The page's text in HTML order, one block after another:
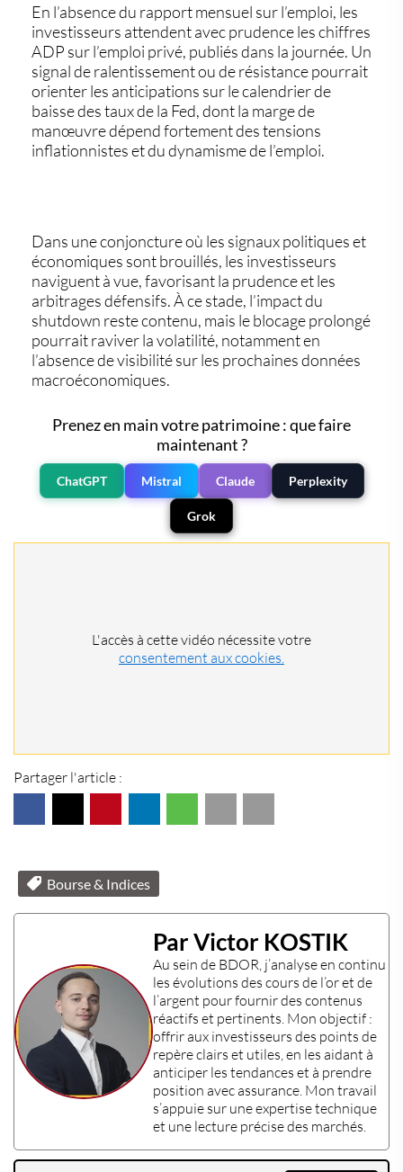
En l’absence du rapport mensuel sur l’emploi, les
investisseurs attendent avec prudence les chiffres
ADP sur l’emploi privé, publiés dans la journée. Un
signal de ralentissement ou de résistance pourrait
orienter les anticipations sur le calendrier de
baisse des taux de la Fed, dont la marge de
manœuvre dépend fortement des tensions
inflationnistes et du dynamisme de l’emploi.
Dans une conjoncture où les signaux politiques et
économiques sont brouillés, les investisseurs
naviguent à vue,favorisant la prudence et les
arbitrages défensifs. À ce stade, l’impact du
shutdown reste contenu, mais le blocage prolongé
pourrait raviver la volatilité, notamment en
l’absence de visibilité sur les prochaines données
macroéconomiques.
Prenez en main votre patrimoine : que faire
maintenant ?
ChatGPT Mistral Claude Perplexity
Grok
L'accès à cette vidéo nécessite votre
consentement aux cookies.
Partager l'article :
Bourse & Indices
Par Victor KOSTIK
Au sein de BDOR , j’analyse en continu
les évolutions des cours de l’oret de
l’argent pour fournir des contenus
réactifs et pertinents. Mon objectif :
offrir aux investisseurs des points de
repère clairs et utiles, en les aidant à
anticiper les tendances et à prendre
position avec assurance. Mon travail
s’appuie sur uneexpertise technique
et une lecture précise des marchés.